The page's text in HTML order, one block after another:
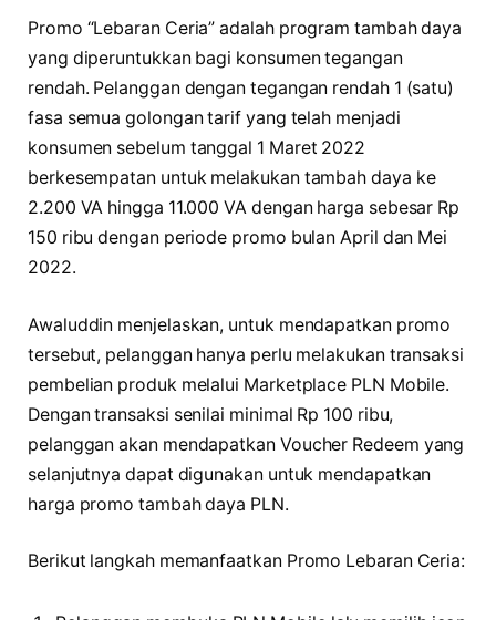
Promo “Lebaran Ceria” adalah program tambah daya
yang diperuntukkan bagi konsumen tegangan
rendah. Pelanggan dengan tegangan rendah 1 (satu)
fasa semua golongan tarif yang telah menjadi
konsumen sebelum tanggal 1 Maret 2022
berkesempatan untuk melakukan tambah daya ke
2.200 VA hingga 11.000 VA dengan harga sebesar Rp
150 ribu dengan periode promo bulan April dan Mei
2022.
Awaluddin menjelaskan, untuk mendapatkan promo
tersebut, pelanggan hanya perlu melakukan transaksi
pembelian produk melalui Marketplace PLN Mobile.
Dengan transaksi senilai minimal Rp 100 ribu,
pelanggan akan mendapatkan Voucher Redeem yang
selanjutnya dapat digunakan untuk mendapatkan
harga promo tambah daya PLN.
Berikut langkah memanfaatkan Promo Lebaran Ceria: